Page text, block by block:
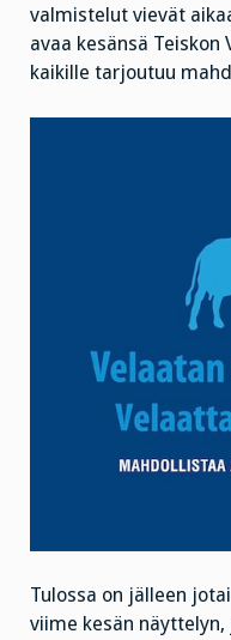
valmistelut vievät
avaa kesänsä Teiskon
kaikille tarjoutuu
Tulossa on jälleen
viime kesän